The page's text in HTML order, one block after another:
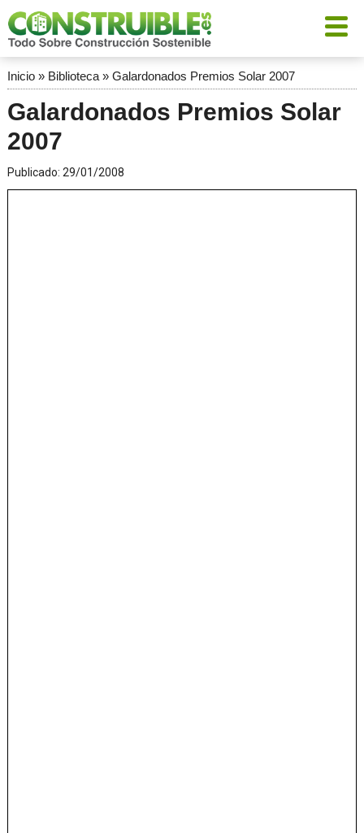
Inicio» Biblioteca» Galardonados Premios Solar 2007
Galardonados Premios Solar
2007
Publicado: 29/01/2008